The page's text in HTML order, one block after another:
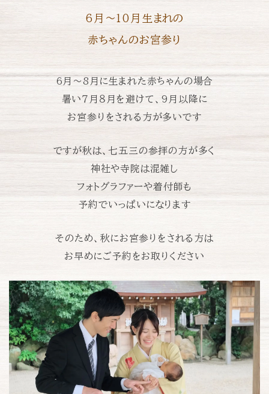
6月〜10月生まれの
赤ちゃんのお宮参り
6月〜8月に生まれた赤ちゃんの場合
暑い７月８月を避けて、 9月以降に
お宮参りをされる方が多いです
ですが秋は、七五三の参拝の方が多く
神社や寺院は混雑し
フォトグラファーや着付師も
予約でいっぱいになります
そのため、秋にお宮参りをされる方は
お早めにご予約をお取りください